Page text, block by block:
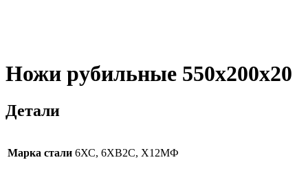
Ножи рубильные 550x200x20
Детали
Марка стали 6ХС, 6ХВ2С, Х12МФ